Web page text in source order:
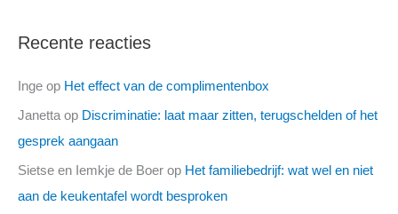
Recente reacties
Inge op Het effect van de complimentenbox
Janetta op Discriminatie: laat maar zitten, terugschelden of het
gesprek aangaan
Sietse en Iemkje de Boer op Het familiebedrijf: wat wel en niet
aan de keukentafel wordt besproken